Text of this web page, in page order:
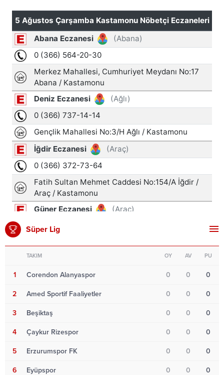
Süper Lig
TAKIM OY AV PU
1 Corendon Alanyaspor 0 0 0
2 Amed Sportif Faaliyetler 0 0 0
3 Beşiktaş 0 0 0
4 Çaykur Rizespor 0 0 0
5 Erzurumspor FK 0 0 0
6 Eyüpspor 0 0 0